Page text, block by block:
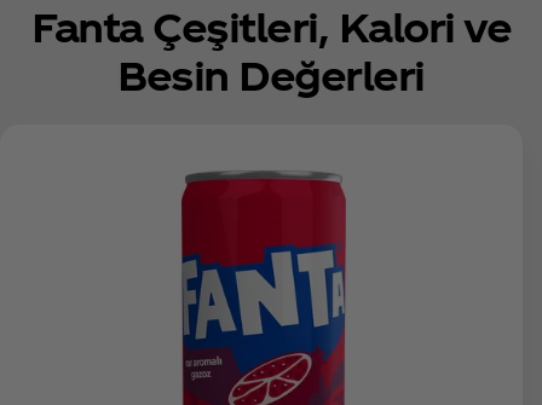
Fanta Çeşitleri, Kalori ve
Besin Değerleri